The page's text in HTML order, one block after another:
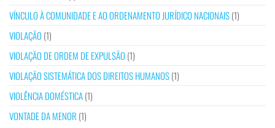
VÍNCULO À COMUNIDADE E AO ORDENAMENTO JURÍDICO NACIONAIS(1)
VIOLAÇÃO (1)
VIOLAÇÃO DE ORDEM DE EXPULSÃO (1)
VIOLAÇÃO SISTEMÁTICA DOS DIREITOS HUMANOS(1)
VIOLÊNCIA DOMÉSTICA(1)
VONTADE DA MENOR (1)